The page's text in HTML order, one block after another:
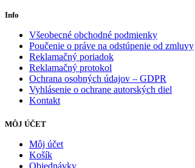
Info
Všeobecné obchodné podmienky
Poučenie o práve na odstúpenie od zmluvy
Reklamačný poriadok
Reklamačný protokol
Ochrana osobných údajov – GDPR
Vyhlásenie o ochrane autorských diel
Kontakt
MÔJ ÚČET
Môj účet
Košík
Objednávky